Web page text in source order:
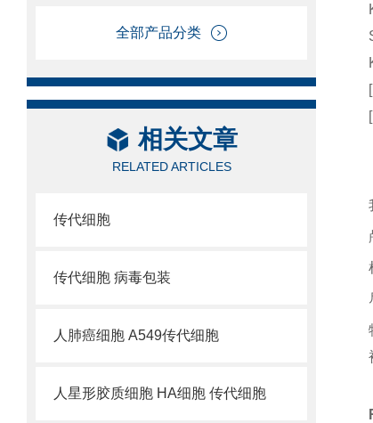
全部产品分类
相关文章
RELATED ARTICLES
传代细胞
传代细胞 病毒包装
人肺癌细胞 A549传代细胞
人星形胶质细胞 HA细胞 传代细胞